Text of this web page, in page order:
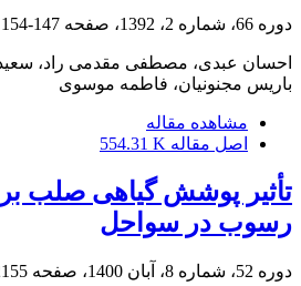
دوره 66، شماره 2، 1392، صفحه 147-154
احسان عبدی، مصطفی مقدمی راد،
باریس مجنونیان، فاطمه موسوی
مشاهده مقاله
اصل مقاله 554.31 K
تأثیر پوشش گیاهی صلب بر
رسوب در سواحل
دوره 52، شماره 8، آبان 1400، صفحه 2168